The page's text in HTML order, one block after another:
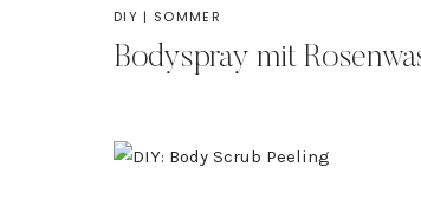
DIY | SOMMER
Bodyspray mit